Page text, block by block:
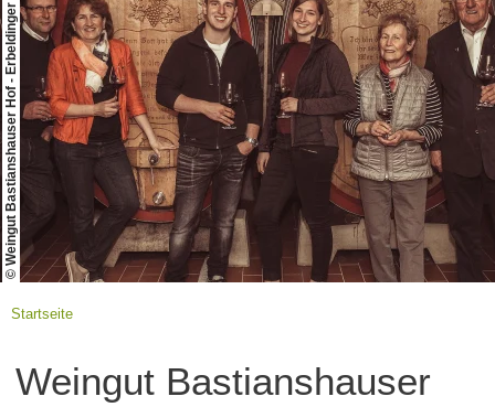
Wein & Genuss
Kultur & Events
Buchen & Service
© Weingut Bastianshauser Hof - Erbeldinger
Startseite
Weingut Bastianshauser